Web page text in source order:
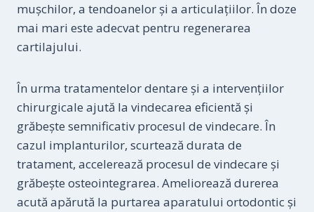
mușchilor, a tendoanelor și a articulațiilor. În doze
mai mari este adecvat pentru regenerarea
cartilajului.
În urma tratamentelor dentare și a intervențiilor
chirurgicale ajută la vindecarea eficientă şi
grăbeşte semnificativ procesul de vindecare. În
cazul implanturilor, scurtează durata de
tratament, accelerează procesul de vindecare şi
grăbeşte osteointegrarea. Ameliorează durerea
acută apărută la purtarea aparatului ortodontic şi